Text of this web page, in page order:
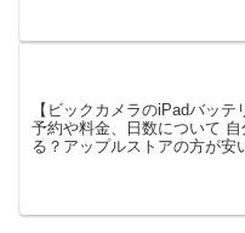
【ビックカメラのiPadバッテ
予約や料金、日数について
る？アップルストアの方が安